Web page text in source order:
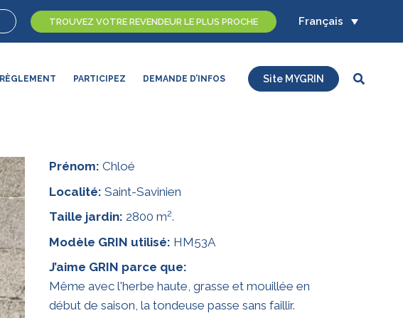
TROUVEZ VOTRE REVENDEUR LE PLUS PROCHE Français
RÈGLEMENT PARTICIPEZ DEMANDE D’INFOS Site MYGRIN
Prénom: Chloé
Localité: Saint-Savinien
Taille jardin: 2800 m2.
Modèle GRIN utilisé: HM53A
J’aime GRIN parce que:
Même avec l'herbe haute, grasse et mouillée en
début de saison, la tondeuse passe sans faillir.